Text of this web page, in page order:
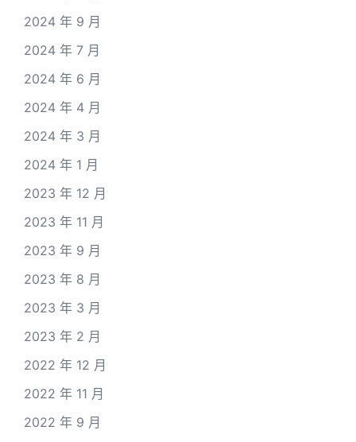
2024 年 9 月
2024 年 7 月
2024 年 6 月
2024 年 4 月
2024 年 3 月
2024 年 1 月
2023 年 12 月
2023 年 11 月
2023 年 9 月
2023 年 8 月
2023 年 3 月
2023 年 2 月
2022 年 12 月
2022 年 11 月
2022 年 9 月